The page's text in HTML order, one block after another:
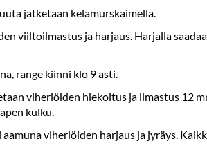
jatketaan kelamurskaimella.
viiltoilmastus ja harjaus. Harjalla
range kiinni klo 9 asti.
viheriöiden hiekoitus ja ilmastus 12
kulku.
aamuna viheriöiden harjaus ja jyräys.